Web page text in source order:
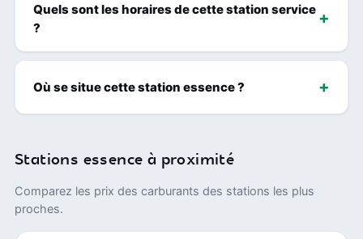
Quels sont les horaires de cette station service
?
Où se situe cette station essence ?
Stations essence à proximité
Comparez les prix des carburants des stations les plus
proches.